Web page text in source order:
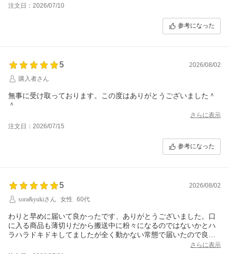
注文日：2026/07/10
参考になった
5
2026/08/02
購入者さん
無事に受け取っております。この度はありがとうございました＾
＾
さらに表示
注文日：2026/07/15
参考になった
5
2026/08/02
sora&yukiさん
女性 60代
わりと早めに届いて良かったです、ありがとうございました。口
に入る商品も薄切りだから搬送中に粉々になるのではないかとハ
ラハラドキドキしてましたが全く動かない常態で届いたので良か
さらに表示